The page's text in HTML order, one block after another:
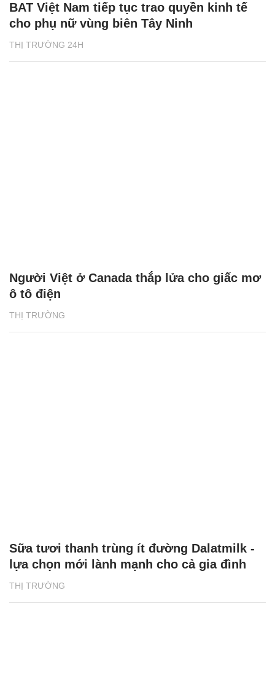
THỊ TRƯỜNG 24H
BAT Việt Nam tiếp tục trao quyền kinh tế
cho phụ nữ vùng biên Tây Ninh
THỊ TRƯỜNG
Người Việt ở Canada thắp lửa cho giấc mơ
ô tô điện
THỊ TRƯỜNG
Sữa tươi thanh trùng ít đường Dalatmilk -
lựa chọn mới lành mạnh cho cả gia đình